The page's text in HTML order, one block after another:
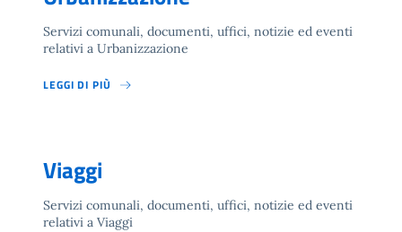
Servizi comunali, documenti, uffici, notizie ed eventi
relativi a Urbanizzazione
LEGGI DI PIÙ
Viaggi
Servizi comunali, documenti, uffici, notizie ed eventi
relativi a Viaggi